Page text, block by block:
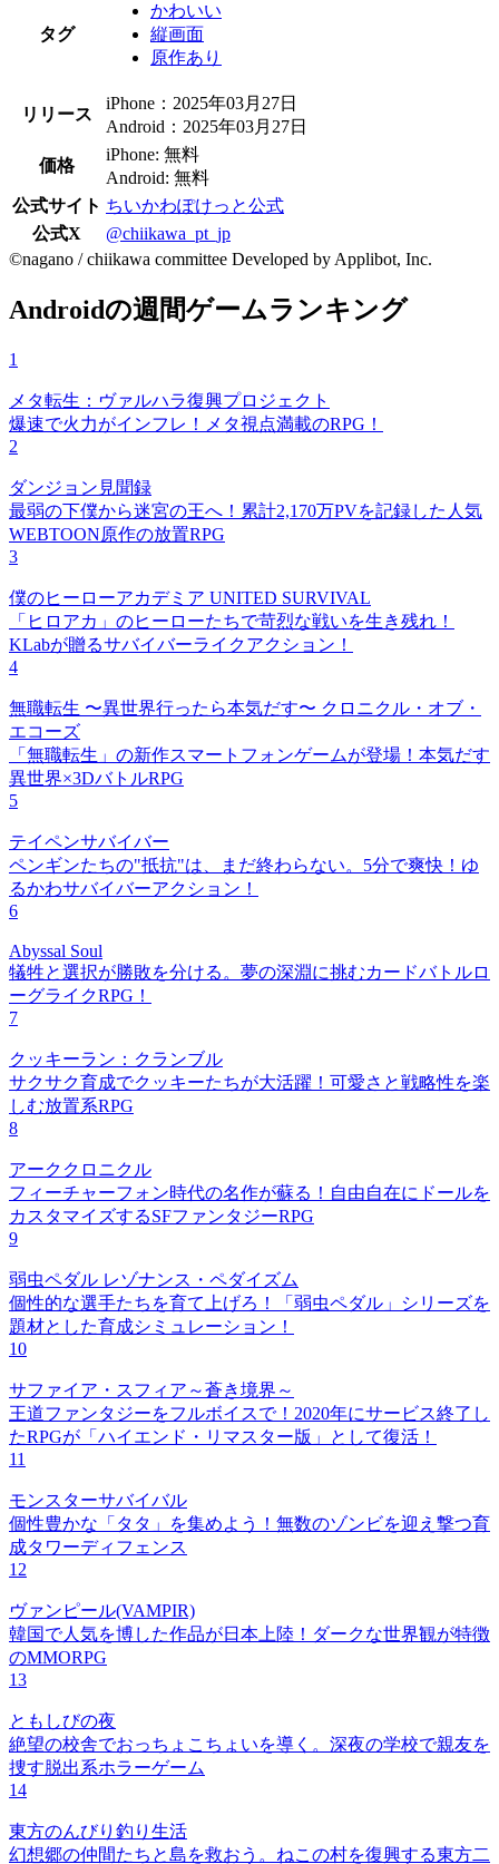
タグ
かわいい
縦画面
原作あり
リリース
iPhone：2025年03月27日
Android：2025年03月27日
価格
iPhone: 無料
Android: 無料
公式サイト ちいかわぽけっと公式
公式X
@chiikawa_pt_jp
©nagano / chiikawa committee Developed by Applibot, Inc.
Androidの週間ゲームランキング
1
メタ転生：ヴァルハラ復興プロジェクト
爆速で火力がインフレ！メタ視点満載のRPG！
2
ダンジョン見聞録
最弱の下僕から迷宮の王へ！累計2,170万PVを記録した人気
WEBTOON原作の放置RPG
3
僕のヒーローアカデミア UNITED SURVIVAL
「ヒロアカ」のヒーローたちで苛烈な戦いを生き残れ！
KLabが贈るサバイバーライクアクション！
4
無職転生 〜異世界行ったら本気だす〜 クロニクル・オブ・
エコーズ
「無職転生」の新作スマートフォンゲームが登場！本気だす
異世界×3DバトルRPG
5
テイペンサバイバー
ペンギンたちの"抵抗"は、まだ終わらない。5分で爽快！ゆ
るかわサバイバーアクション！
6
Abyssal Soul
犠牲と選択が勝敗を分ける。夢の深淵に挑むカードバトルロ
ーグライクRPG！
7
クッキーラン：クランブル
サクサク育成でクッキーたちが大活躍！可愛さと戦略性を楽
しむ放置系RPG
8
アーククロニクル
フィーチャーフォン時代の名作が蘇る！自由自在にドールを
カスタマイズするSFファンタジーRPG
9
弱虫ペダル レゾナンス・ペダイズム
個性的な選手たちを育て上げろ！「弱虫ペダル」シリーズを
題材とした育成シミュレーション！
10
サファイア・スフィア～蒼き境界～
王道ファンタジーをフルボイスで！2020年にサービス終了し
たRPGが「ハイエンド・リマスター版」として復活！
11
モンスターサバイバル
個性豊かな「タタ」を集めよう！無数のゾンビを迎え撃つ育
成タワーディフェンス
12
ヴァンピール(VAMPIR)
韓国で人気を博した作品が日本上陸！ダークな世界観が特徴
のMMORPG
13
ともしびの夜
絶望の校舎でおっちょこちょいを導く。深夜の学校で親友を
捜す脱出系ホラーゲーム
14
東方のんびり釣り生活
幻想郷の仲間たちと島を救おう。ねこの村を復興する東方二